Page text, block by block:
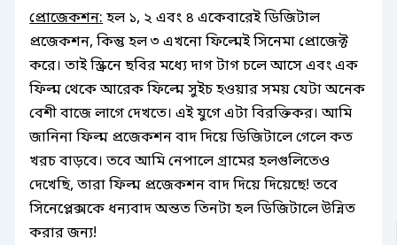
প্রোজেকশন:হল ১, ২ এবং ৪ একেবারেই ডিজিটাল
প্রজেকশন, কিন্তু হল ৩ এখনো ফিল্মেই সিনেমা প্রোজেক্ট
করে। তাই স্ক্রিনে ছবির মধ্যে দাগ টাগ চলে আসে এবং এক
ফিল্ম থেকে আরেক ফিল্মে সুইচ হওয়ার সময় যেটা অনেক
বেশী বাজে লাগে দেখতে। এই যুগে এটা বিরক্তিকর। আমি
জানিনা ফিল্ম প্রজেকশন বাদ দিয়ে ডিজিটালে গেলে কত
খরচ বাড়বে। তবে আমি নেপালে গ্রামের হলগুলিতেও
দেখেছি, তারা ফিল্ম প্রজেকশন বাদ দিয়ে দিয়েছে! তবে
সিনেপ্লেক্সকে ধন্যবাদ অন্তত তিনটা হল ডিজিটালে উন্নিত
করার জন্য!